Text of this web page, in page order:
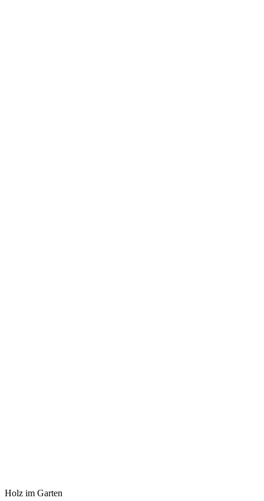
Holz im Garten